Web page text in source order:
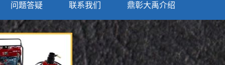
问题答疑 联系我们 鼎彰大禹介绍